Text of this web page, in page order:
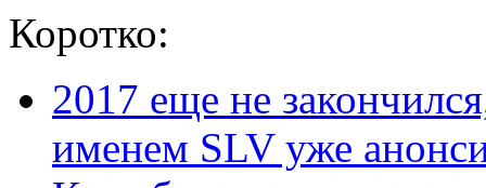
Коротко:
2017 еще не
именем SLV уже